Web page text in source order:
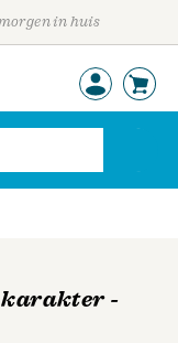
in huis
karakter -